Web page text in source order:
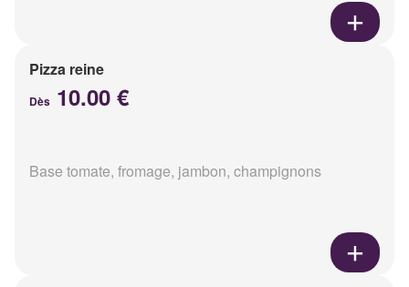
Pizza reine
Dès 10.00 €
Base tomate, fromage, jambon, champignons